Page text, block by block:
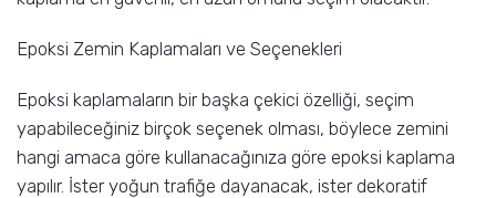
Epoksi Zemin Kaplamaları ve Seçenekleri
Epoksi kaplamaların bir başka çekici özelliği, seçim
yapabileceğiniz birçok seçenek olması, böylece zemini
hangi amaca göre kullanacağınıza göre epoksi kaplama
yapılır. İster yoğun trafiğe dayanacak, ister dekoratif